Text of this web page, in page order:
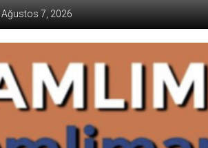
Ağustos 7, 2026